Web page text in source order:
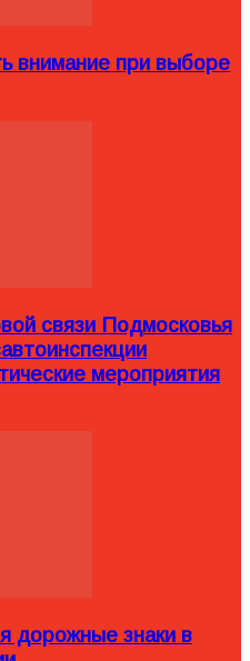
внимание при выборе
связи Подмосковья
мероприятия
дорожные знаки в